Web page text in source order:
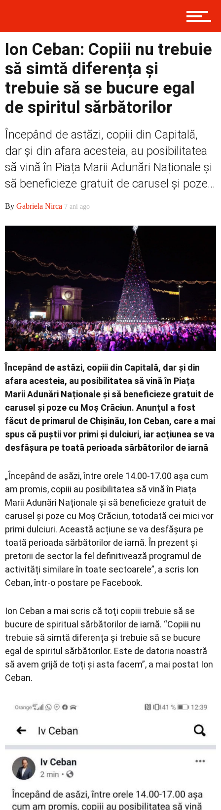
Politică
Externe
Social
Ion Ceban: Copiii nu trebuie
să simtă diferența și
trebuie să se bucure egal
de spiritul sărbătorilor
Începând de astăzi, copiii din Capitală,
dar şi din afara acesteia, au posibilitatea
să vină în Piața Marii Adunări Naționale și
să beneficieze gratuit de carusel și poze...
By Gabriela Nirca 7 ani ago
Începând de astăzi, copiii din Capitală, dar şi din
afara acesteia, au posibilitatea să vină în Piața
Marii Adunări Naționale și să beneficieze gratuit de
carusel și poze cu Moș Crăciun. Anunţul a fost
făcut de primarul de Chişinău, Ion Ceban, care a mai
spus că puştii vor primi şi dulciuri, iar acțiunea se va
desfășura pe toată perioada sărbătorilor de iarnă
„Începând de asăzi, între orele 14.00-17.00 așa cum
am promis, copiii au posibilitatea să vină în Piața
Marii Adunări Naționale și să beneficieze gratuit de
carusel și poze cu Moș Crăciun, totodată cei mici vor
primi dulciuri. Această acțiune se va desfășura pe
toată perioada sărbătorilor de iarnă. În prezent și
pretorii de sector la fel definitivează programul de
activități similare în toate sectoarele”, a scris Ion
Ceban, într-o postare pe Facebook.
Ion Ceban a mai scris că toţi copiii trebuie să se
bucure de spiritual sărbătorilor de iarnă. “Copiii nu
trebuie să simtă diferența și trebuie să se bucure
egal de spiritul sărbătorilor. Este de datoria noastră
să avem grijă de toți și asta facem”, a mai postat Ion
Ceban.